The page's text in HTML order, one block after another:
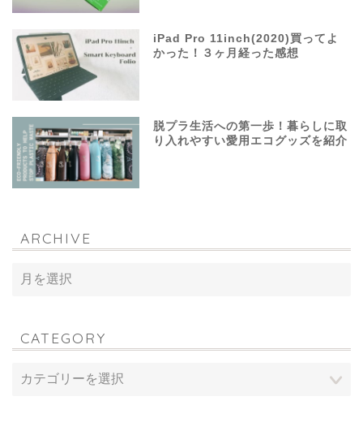
iPad Pro 11inch(2020)買ってよ
かった！３ヶ月経った感想
脱プラ生活への第一歩！暮らしに取
り入れやすい愛用エコグッズを紹介
ARCHIVE
CATEGORY